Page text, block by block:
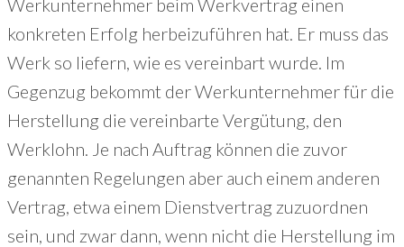
Werkunternehmer beim Werkvertrag einen
konkreten Erfolg herbeizuführen hat. Er muss das
Werk so liefern, wie es vereinbart wurde. Im
Gegenzug bekommt der Werkunternehmer für die
Herstellung die vereinbarte Vergütung, den
Werklohn. Je nach Auftrag können die zuvor
genannten Regelungen aber auch einem anderen
Vertrag, etwa einem Dienstvertrag zuzuordnen
sein, und zwar dann, wenn nicht die Herstellung im